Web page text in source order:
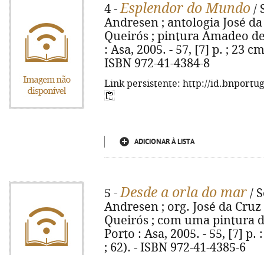
4 -Esplendor do Mundo /
Andresen ; antologia José
Queirós ; pintura Amadeo
: Asa, 2005. - 57, [7] p. ; 23
ISBN 972-41-4384-8
Link persistente: http://
ADICIONAR À LISTA
5 -Desde a orla do mar /
Andresen ; org. José da
Queirós ; com uma pintura
Porto : Asa, 2005. - 55, [7]
; 62). - ISBN 972-41-4385-6